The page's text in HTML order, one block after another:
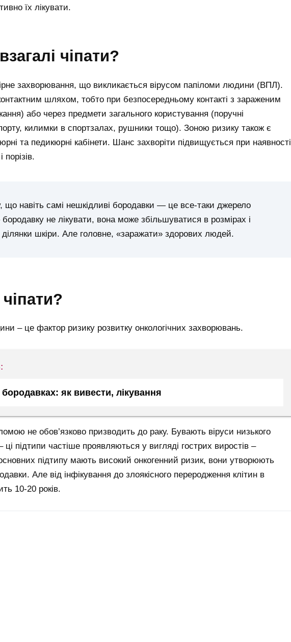
їх лікувати.
чіпати?
захворювання, що викликається вірусом папіломи людини (ВПЛ).
шляхом, тобто при безпосередньому контакті з зараженим
або через предмети загального користування (поручні
килимки в спортзалах, рушники тощо). Зоною ризику також є
та педикюрні кабінети. Шанс захворіти підвищується при наявності
порізів.
навіть самі нешкідливі бородавки — це все-таки джерело
не лікувати, вона може збільшуватися в розмірах і
ділянки шкіри. Але головне, «заражати» здорових людей.
чіпати?
– це фактор ризику розвитку онкологічних захворювань.
як вивести, лікування
не обов’язково призводить до раку. Бувають віруси низького
ці підтипи частіше проявляються у вигляді гострих виростів –
підтипу мають високий онкогенний ризик, вони утворюють
Але від інфікування до злоякісного переродження клітин в
10-20 років.